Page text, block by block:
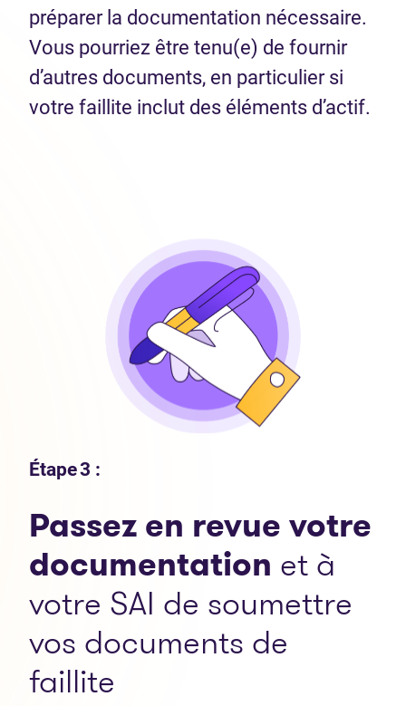
préparer la documentation nécessaire.
Vous pourriez être tenu(e) de fournir
d’autres documents, en particulier si
votre faillite inclut des éléments d’actif.
Étape 3 :
Passez en revue votre
documentation et à
votre SAI de soumettre
vos documents de
faillite